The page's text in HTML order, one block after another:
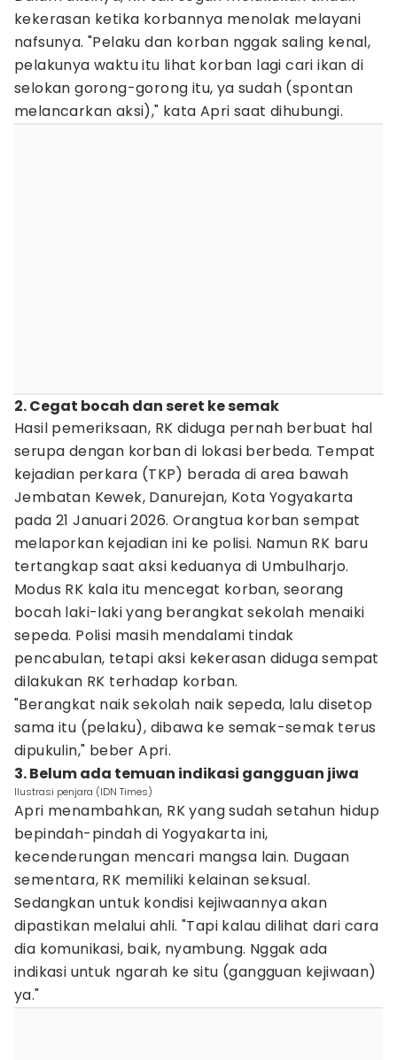
kekerasan ketika korbannya menolak melayani
nafsunya. "Pelaku dan korban nggak saling kenal,
pelakunya waktu itu lihat korban lagi cari ikan di
selokan gorong-gorong itu, ya sudah (spontan
melancarkan aksi)," kata Apri saat dihubungi.
2. Cegat bocah dan seret ke semak
Hasil pemeriksaan, RK diduga pernah berbuat hal
serupa dengan korban di lokasi berbeda. Tempat
kejadian perkara (TKP) berada di area bawah
Jembatan Kewek, Danurejan, Kota Yogyakarta
pada 21 Januari 2026. Orangtua korban sempat
melaporkan kejadian ini ke polisi. Namun RK baru
tertangkap saat aksi keduanya di Umbulharjo.
Modus RK kala itu mencegat korban, seorang
bocah laki-laki yang berangkat sekolah menaiki
sepeda. Polisi masih mendalami tindak
pencabulan, tetapi aksi kekerasan diduga sempat
dilakukan RK terhadap korban.
"Berangkat naik sekolah naik sepeda, lalu disetop
sama itu (pelaku), dibawa ke semak-semak terus
dipukulin," beber Apri.
3. Belum ada temuan indikasi gangguan jiwa
Ilustrasi penjara (IDN Times)
Apri menambahkan, RK yang sudah setahun hidup
bepindah-pindah di Yogyakarta ini,
kecenderungan mencari mangsa lain. Dugaan
sementara, RK memiliki kelainan seksual.
Sedangkan untuk kondisi kejiwaannya akan
dipastikan melalui ahli. "Tapi kalau dilihat dari cara
dia komunikasi, baik, nyambung. Nggak ada
indikasi untuk ngarah ke situ (gangguan kejiwaan)
ya."